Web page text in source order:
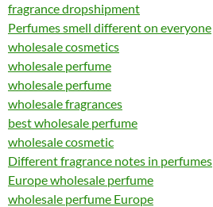
fragrance dropshipment
Perfumes smell different on everyone
wholesale cosmetics
wholesale perfume
wholesale perfume
wholesale fragrances
best wholesale perfume
wholesale cosmetic
Different fragrance notes in perfumes
Europe wholesale perfume
wholesale perfume Europe